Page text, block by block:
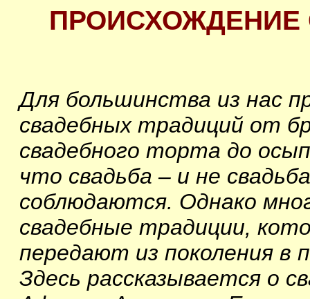
Для большинства из нас
свадебных традиций от
свадебного торта до
что свадьба – и не
соблюдаются. Однако
свадебные традиции,
передают из поколения в
Здесь рассказывается о